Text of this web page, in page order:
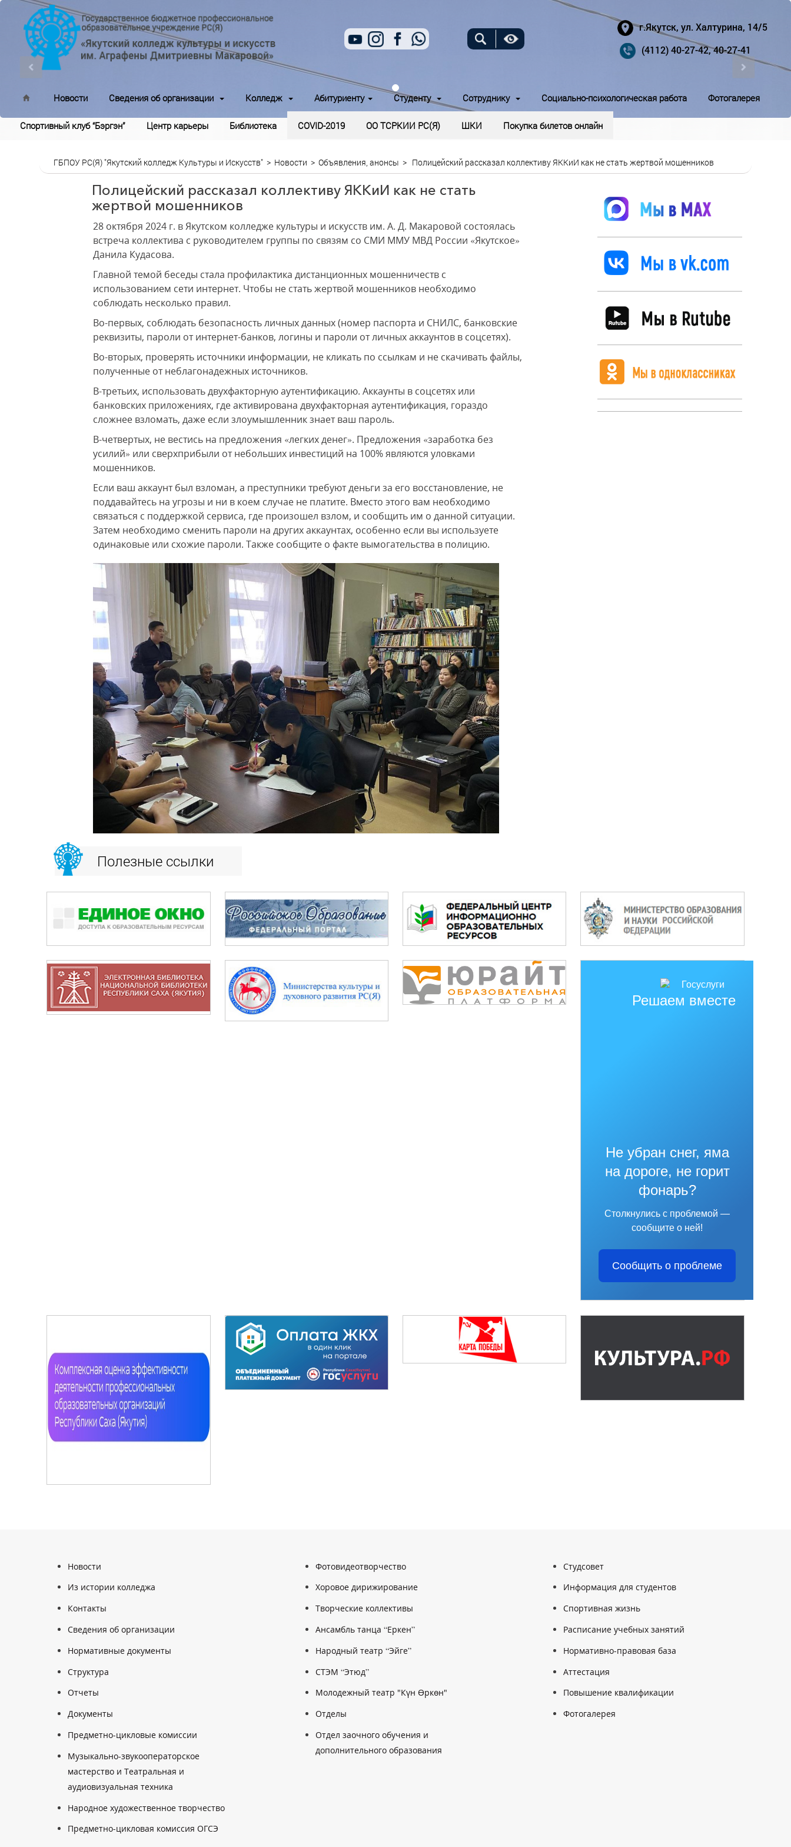
г.Якутск, ул. Халтурина, 14/5
(4112) 40-27-42, 40-27-41
Новости Сведения об организации Колледж Абитуриенту Студенту Сотруднику Социально-психологическая работа Фотогалерея
Спортивный клуб “Бэргэн” Центр карьеры Библиотека COVID-2019 ОО ТСРКИИ РС(Я) ШКИ Покупка билетов онлайн
ГБПОУ РС(Я) "Якутский колледж Культуры и Искусств" > Новости > Объявления, анонсы > Полицейский рассказал коллективу ЯККиИ как не стать жертвой мошенников
Полицейский рассказал коллективу ЯККиИ как не стать
жертвой мошенников
28 октября 2024 г. в Якутском колледже культуры и искусств им. А. Д. Макаровой состоялась
встреча коллектива с руководителем группы по связям со СМИ ММУ МВД России «Якутское»
Данила Кудасова.
Главной темой беседы стала профилактика дистанционных мошенничеств с
использованием сети интернет. Чтобы не стать жертвой мошенников необходимо
соблюдать несколько правил.
Во-первых, соблюдать безопасность личных данных (номер паспорта и СНИЛС, банковские
реквизиты, пароли от интернет-банков, логины и пароли от личных аккаунтов в соцсетях).
Во-вторых, проверять источники информации, не кликать по ссылкам и не скачивать файлы,
полученные от неблагонадежных источников.
В-третьих, использовать двухфакторную аутентификацию. Аккаунты в соцсетях или
банковских приложениях, где активирована двухфакторная аутентификация, гораздо
сложнее взломать, даже если злоумышленник знает ваш пароль.
В-четвертых, не вестись на предложения «легких денег». Предложения «заработка без
усилий» или сверхприбыли от небольших инвестиций на 100% являются уловками
мошенников.
Если ваш аккаунт был взломан, а преступники требуют деньги за его восстановление, не
поддавайтесь на угрозы и ни в коем случае не платите. Вместо этого вам необходимо
связаться с поддержкой сервиса, где произошел взлом, и сообщить им о данной ситуации.
Затем необходимо сменить пароли на других аккаунтах, особенно если вы используете
одинаковые или схожие пароли. Также сообщите о факте вымогательства в полицию.
Полезные ссылки
Решаем вместе
Не убран снег, яма
на дороге, не горит
фонарь?
Столкнулись с проблемой —
сообщите о ней!
Сообщить о проблеме
Новости
Из истории колледжа
Контакты
Сведения об организации
Нормативные документы
Структура
Отчеты
Документы
Предметно-цикловые комиссии
Музыкально-звукооператорское
мастерство и Театральная и
аудиовизуальная техника
Народное художественное творчество
Предметно-цикловая комиссия ОГСЭ
Фотовидеотворчество
Хоровое дирижирование
Творческие коллективы
Ансамбль танца “Еркен”
Народный театр “Эйге”
СТЭМ “Этюд”
Молодежный театр "Күн Өркөн"
Отделы
Отдел заочного обучения и
дополнительного образования
Студсовет
Информация для студентов
Спортивная жизнь
Расписание учебных занятий
Нормативно-правовая база
Аттестация
Повышение квалификации
Фотогалерея